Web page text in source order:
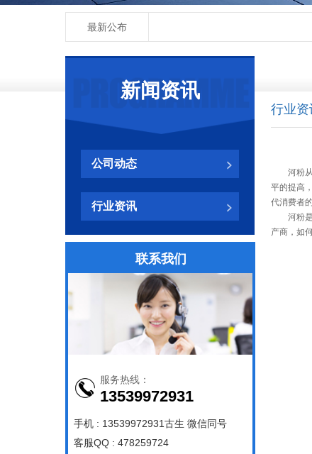
最新公布
新闻资讯
公司动态
行业资讯
联系我们
服务热线：
13539972931
手机 : 13539972931古生 微信同号
客服QQ : 478259724
行业资
河粉从
平的提高
代消费者
河粉是
产商，如